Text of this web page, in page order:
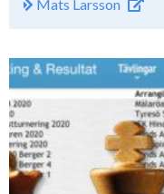
Mats Larsson